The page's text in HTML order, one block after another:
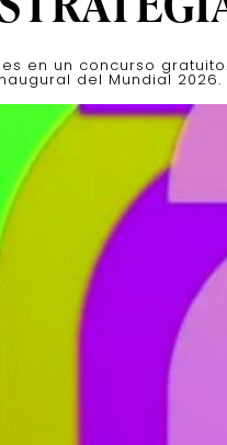
en un concurso
del Mundial 2026.